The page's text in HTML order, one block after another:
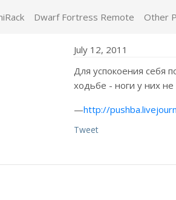
Dwarf Fortress Remote Other
July 12, 2011
Для успокоения себя
ходьбе - ноги у них
—http://
Tweet